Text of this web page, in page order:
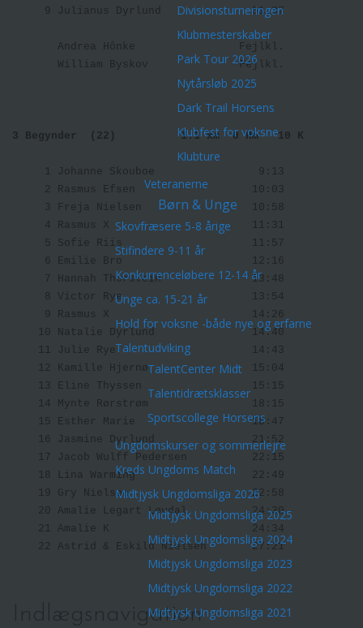
Divisionsturneringen
Klubmesterskaber
Park Tour 2026
Nytårsløb 2025
Dark Trail Horsens
Klubfest for voksne
Klubture
Veteranerne
Børn & Unge
Skovfræsere 5-8 årige
Stifindere 9-11 år
Konkurrenceløbere 12-14 år
Unge ca. 15-21 år
Hold for voksne -både nye og erfarne
Talentudviking
TalentCenter Midt
Talentidrætsklasser
Sportscollege Horsens
Ungdomskurser og sommerlejre
Kreds Ungdoms Match
Midtjysk Ungdomsliga 2026
Midtjysk Ungdomsliga 2025
Midtjysk Ungdomsliga 2024
Midtjysk Ungdomsliga 2023
Midtjysk Ungdomsliga 2022
Midtjysk Ungdomsliga 2021
     9 Julianus Dyrlund              51:37
       Andrea Hônke                Fejlkl.
       William Byskov              Fejlkl.
3 Begynder  (22) 1.1 km  0 Hm   10 K
     1 Johanne Skouboe                9:13
     2 Rasmus Efsen                  10:03
     3 Freja Nielsen                 10:58
     4 Rasmus X                      11:31
     5 Sofie Riis                    11:57
     6 Emilie Bro                    12:16
     7 Hannah Thorstein              13:48
     8 Victor Rye                    13:54
     9 Rasmus X                      14:26
    10 Natalie Dyrlund               14:40
    11 Julie Rye                     14:43
    12 Kamille Hjernø                15:04
    13 Eline Thyssen                 15:15
    14 Mynte Rørstrøm                18:15
    15 Esther Marie                  18:47
    16 Jasmine Dyrlund               21:52
    17 Jacob Wulff Pedersen          22:15
    18 Lina Warming                  22:49
    19 Gry Nielsen                   22:58
    20 Amalie Legart Løvdal          24:30
    21 Amalie K                      24:34
    22 Astrid & Eskild Nielsen       27:21
Indlægsnavigation